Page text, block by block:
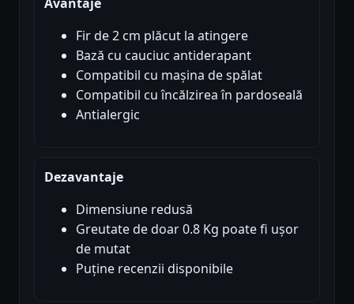
Fir de 2 cm plăcut la atingere
Bază cu cauciuc antiderapant
Compatibil cu mașina de spălat
Compatibil cu încălzirea în pardoseală
Antialergic
Dezavantaje
Dimensiune redusă
Greutate de doar 0.8 Kg poate fi ușor
de mutat
Puține recenzii disponibile